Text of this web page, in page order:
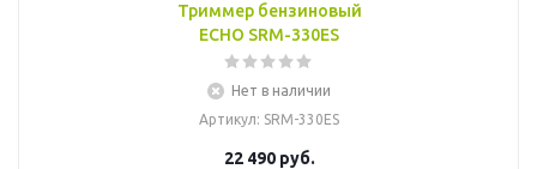
Триммер бензиновый
ECHO SRM-330ES
Нет в наличии
Артикул: SRM-330ES
22 490руб.